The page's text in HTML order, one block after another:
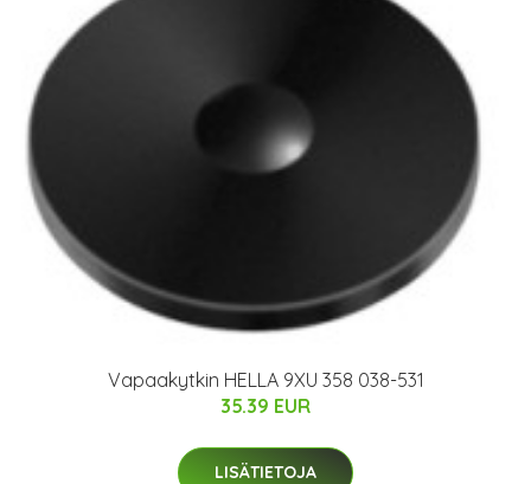
Vapaakytkin HELLA 9XU 358 038-531
35.39 EUR
LISÄTIETOJA